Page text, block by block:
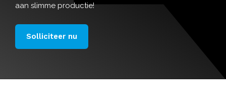
aan slimme productie!
Solliciteer nu